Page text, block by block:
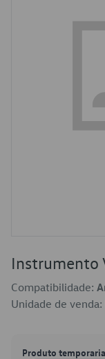
Instrumento
Compatibilidade:
Unidade de venda:
Produto